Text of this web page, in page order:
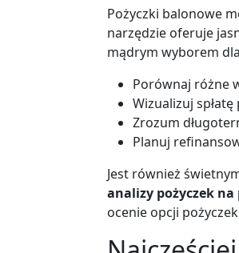
Pożyczki balonowe
narzędzie oferuje
mądrym wyborem
Porównaj różne
Wizualizuj
Zrozum
Planuj
Jest również
analizy pożyczek na
ocenie opcji